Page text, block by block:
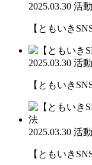
2025.03.30 活
【ともいき
2025.03.30 活
【ともいき
2025.03.30 活
【ともいき